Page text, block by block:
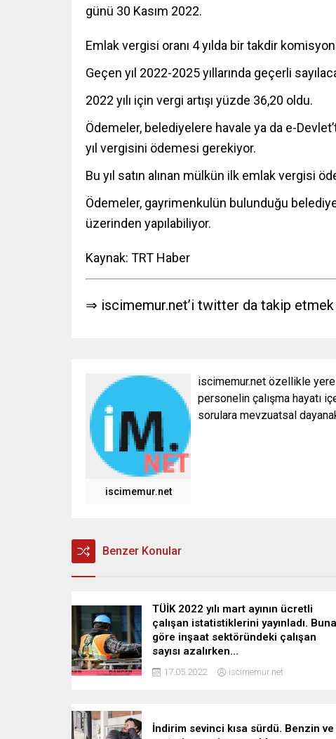
günü 30 Kasım 2022.
Emlak vergisi oranı 4 yılda bir takdir
Geçen yıl 2022-2025 yıllarında geçerli
2022 yılı için vergi artışı yüzde 36,20 oldu.
Ödemeler, belediyelere havale ya da e-
yıl vergisini ödemesi gerekiyor.
Bu yıl satın alınan mülkün ilk emlak vergisi
Ödemeler, gayrimenkulün bulunduğu
üzerinden yapılabiliyor.
Kaynak: TRT Haber
⇒ iscimemur.net’i twitter da takip
iscimemur.net
iscimemur.net özellikle
personelin çalışma hayatı
sorulara mevzuatsal
Benzer Konular
TÜİK 2022 yılı mart ayının ücretli
çalışan istatistiklerini yayınladı. Buna
göre inşaat sektöründeki çalışan
sayısı azalırken…
17.05.2022 iscimemur.net
İndirim sevinci kısa sürdü. Benzin ve